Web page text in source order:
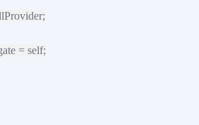
= self;